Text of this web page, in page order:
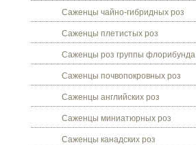
Саженцы чайно-гибридных роз
Саженцы плетистых роз
Саженцы роз группы флорибунда
Саженцы почвопокровных роз
Саженцы английских роз
Саженцы миниатюрных роз
Саженцы канадских роз